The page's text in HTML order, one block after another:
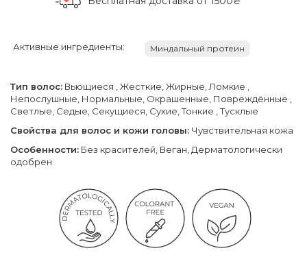
Активные ингредиенты: Миндальный протеин
Тип волос: Вьющиеся , Жесткие, Жирные, Ломкие ,
Непослушные, Нормальные, Окрашенные, Повреждённые ,
Светлые, Седые, Секущиеся, Сухие, Тонкие , Тусклые
Свойства для волос и кожи головы: Чувствительная кожа
Особенности: Без красителей, Веган, Дерматологически
одобрен